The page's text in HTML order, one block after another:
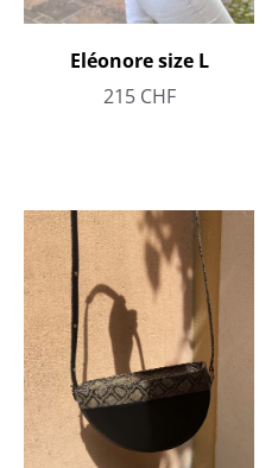
Eléonore size L
215 CHF